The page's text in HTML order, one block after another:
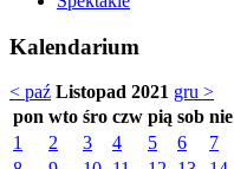
Kalendarium
< paź Listopad 2021 gru >
pon wto śro czw pią sob nie
1
2 3 4 5 6
7